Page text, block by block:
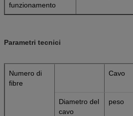
funzionamento
Parametri tecnici
Numero di
fibre
Cavo
Diametro del
cavo
peso